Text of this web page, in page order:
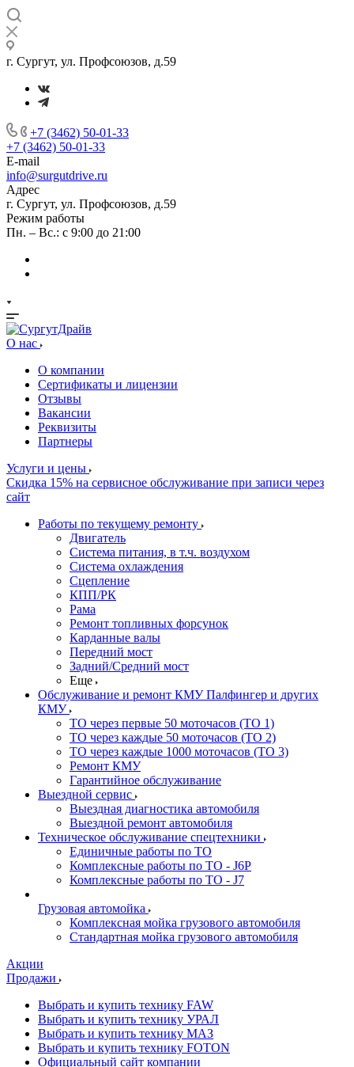
г. Сургут, ул. Профсоюзов, д.59
+7 (3462) 50-01-33
+7 (3462) 50-01-33
E-mail
info@surgutdrive.ru
Адрес
г. Сургут, ул. Профсоюзов, д.59
Режим работы
Пн. – Вс.: с 9:00 до 21:00
О нас
О компании
Сертификаты и лицензии
Отзывы
Вакансии
Реквизиты
Партнеры
Услуги и цены
Скидка 15% на сервисное обслуживание при записи через
сайт
Работы по текущему ремонту
Двигатель
Система питания, в т.ч. воздухом
Система охлаждения
Сцепление
КПП/РК
Рама
Ремонт топливных форсунок
Карданные валы
Передний мост
Задний/Средний мост
Еще
Обслуживание и ремонт КМУ Палфингер и других
КМУ
ТО через первые 50 моточасов (ТО 1)
ТО через каждые 50 моточасов (ТО 2)
ТО через каждые 1000 моточасов (ТО 3)
Ремонт КМУ
Гарантийное обслуживание
Выездной сервис
Выездная диагностика автомобиля
Выездной ремонт автомобиля
Техническое обслуживание спецтехники
Единичные работы по ТО
Комплексные работы по ТО - J6P
Комплексные работы по ТО - J7
Грузовая автомойка
Комплексная мойка грузового автомобиля
Стандартная мойка грузового автомобиля
Акции
Продажи
Выбрать и купить технику FAW
Выбрать и купить технику УРАЛ
Выбрать и купить технику МАЗ
Выбрать и купить технику FOTON
Официальный сайт компании